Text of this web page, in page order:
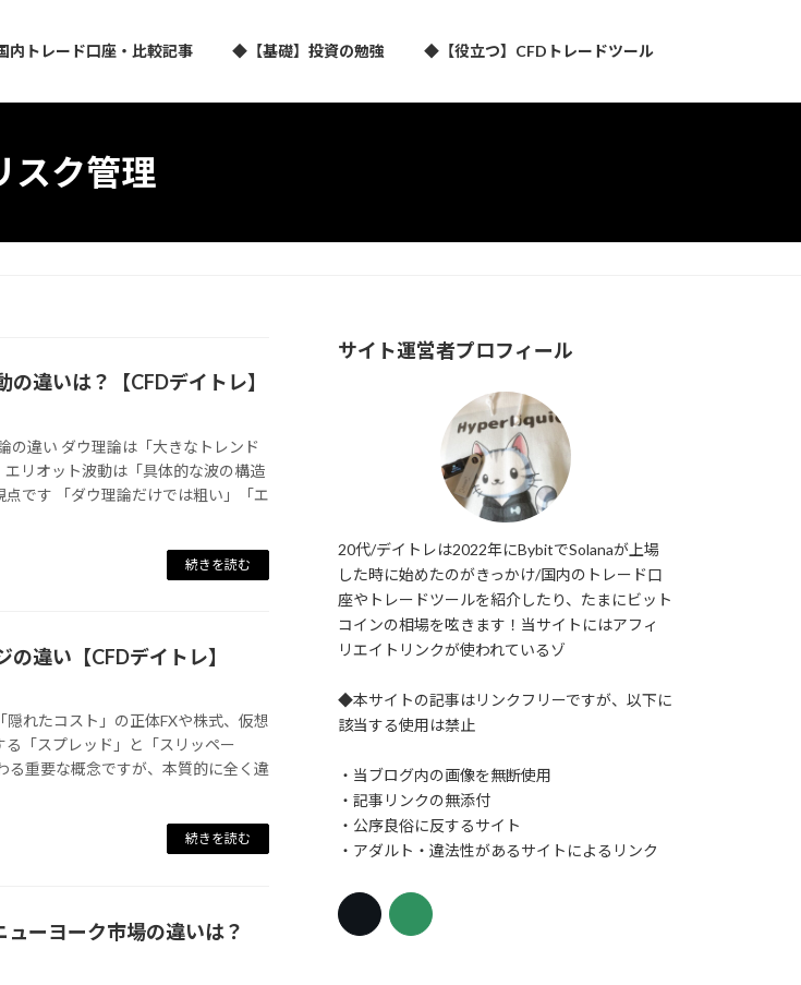
内トレード口座・比較記事 ◆【基礎】投資の勉強 ◆【役立つ】CFDトレードツール
スク管理
違いは？【CFDデイトレ】
の違い ダウ理論は「大きなトレンド
リオット波動は「具体的な波の構造
です 「ダウ理論だけでは粗い」「エ
続きを読む
違い【CFDデイトレ】
れたコスト」の正体FXや株式、仮想
「スプレッド」と「スリッペー
る重要な概念ですが、本質的に全く違
続きを読む
ーヨーク市場の違いは？
サイト運営者プロフィール
20代/デイトレは2022年にBybitでSolanaが上場
した時に始めたのがきっかけ/国内のトレード口
座やトレードツールを紹介したり、たまにビット
コインの相場を呟きます！当サイトにはアフィ
リエイトリンクが使われているゾ
◆本サイトの記事はリンクフリーですが、以下に
該当する使用は禁止
・当ブログ内の画像を無断使用
・記事リンクの無添付
・公序良俗に反するサイト
・アダルト・違法性があるサイトによるリンク